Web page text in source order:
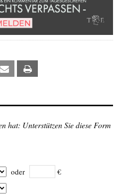
Email
hat: Unterstützen Sie diese Form
oder €